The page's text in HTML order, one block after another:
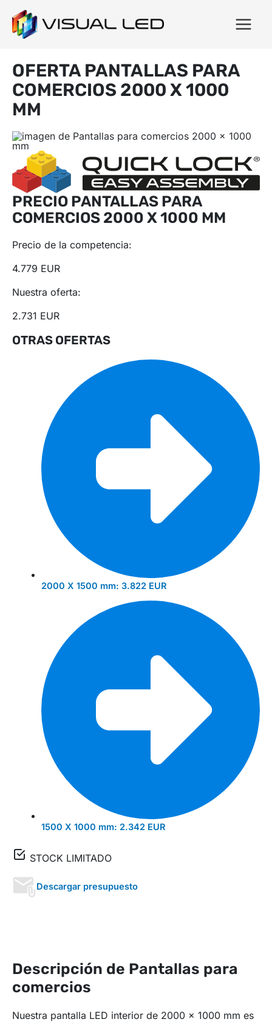
OFERTA PANTALLAS PARA
COMERCIOS 2000 X 1000
MM
PRECIO PANTALLAS PARA
COMERCIOS 2000 X 1000 MM
Precio de la competencia:
4.779 EUR
Nuestra oferta:
2.731 EUR
OTRAS OFERTAS
2000 X 1500 mm: 3.822 EUR
1500 X 1000 mm: 2.342 EUR
STOCK LIMITADO
Descargar presupuesto
Descripción de Pantallas para
comercios
Nuestra pantalla LED interior de 2000 x 1000 mm es